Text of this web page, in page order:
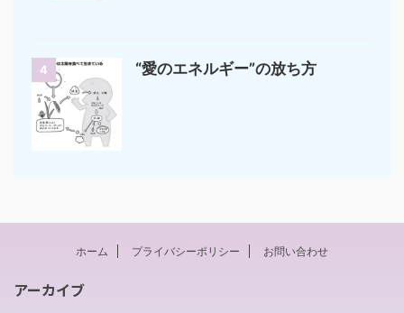
4 “愛のエネルギー”の放ち方
ホーム プライバシーポリシー お問い合わせ
アーカイブ